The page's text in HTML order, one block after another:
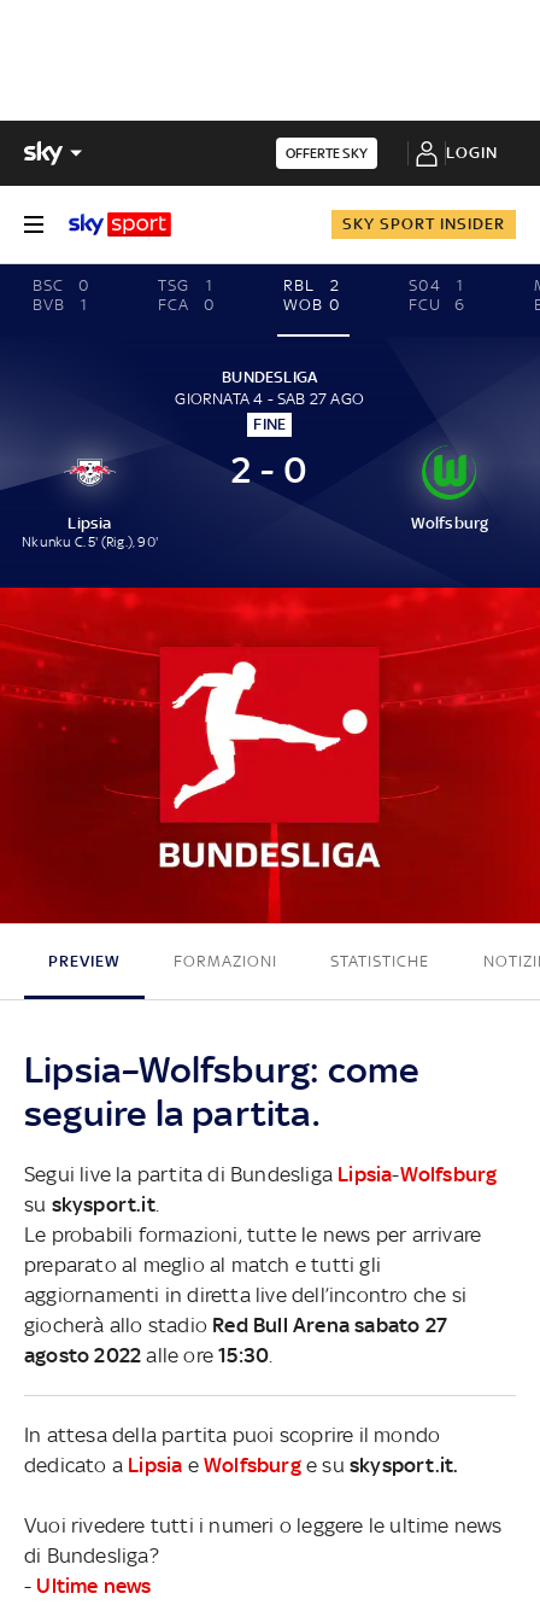
OFFERTE SKY LOGIN
SKY SPORT INSIDER
BSC
0
BVB
1
TSG
1
FCA
0
RBL
2
WOB 0
S04
1
FCU
6
BUNDESLIGA
GIORNATA 4 - SAB 27 AGO
FINE
Lipsia
Nkunku C. 5' (Rig.), 90'
2 - 0
Wolfsburg
2 - 0
PREVIEW FORMAZIONI STATISTICHE
Lipsia–Wolfsburg: come
seguire la partita.
Segui live la partita di Bundesliga Lipsia-Wolfsburg
su skysport.it.
Le probabili formazioni, tutte le news per arrivare
preparato al meglio al match e tutti gli
aggiornamenti in diretta live dell’incontro che si
giocherà allo stadio Red Bull Arena sabato 27
agosto 2022 alle ore15:30
In attesa della partita puoi scoprire il mondo
dedicato a Lipsia eWolfsburge suskysport.it.
Vuoi rivedere tutti i numeri o leggere le ultime news
di Bundesliga?
- Ultime news